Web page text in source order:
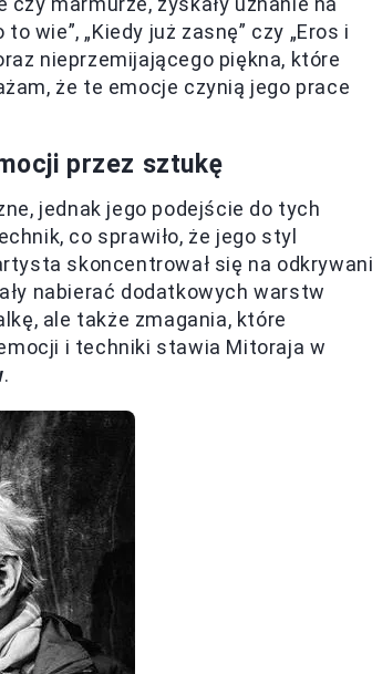
wie”, „Kiedy już zasnę” czy „Eros i
nieprzemijającego piękna, które
że te emocje czynią jego prace
przez sztukę
jednak jego podejście do tych
co sprawiło, że jego styl
skoncentrował się na
nabierać dodatkowych warstw
ale także zmagania, które
i techniki stawia Mitoraja w
.